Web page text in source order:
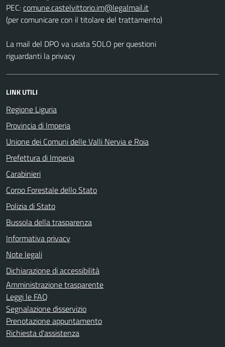
PEC:
(per comunicare con il titolare del trattamento)
La mail del DPO va usata SOLO per questioni
riguardanti la privacy
LINK UTILI
Regione Liguria
Provincia di Imperia
Unione dei Comuni delle Valli Nervia e Roia
Prefettura di Imperia
Carabinieri
Corpo Forestale dello Stato
Polizia di Stato
Bussola della trasparenza
Informativa privacy
Note legali
Dichiarazione di accessibilità
Amministrazione trasparente
Leggi le FAQ
Segnalazione disservizio
Prenotazione appuntamento
Richiesta d'assistenza